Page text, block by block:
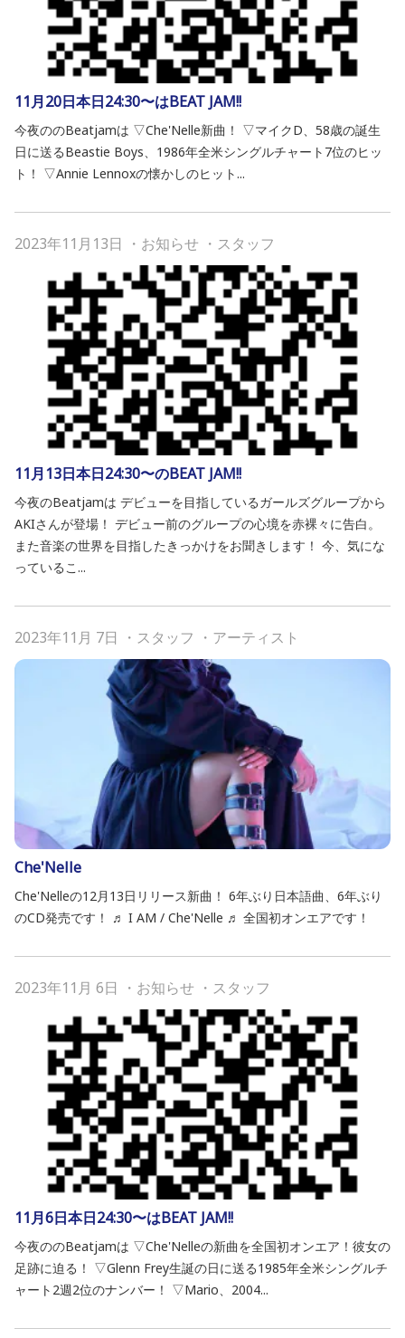
11月20日本日24:30〜はBEAT JAM!!
今夜ののBeatjamは ▽Che'Nelle新曲！ ▽マイクD、58歳の誕生
日に送るBeastie Boys、1986年全米シングルチャート7位のヒッ
ト！ ▽Annie Lennoxの懐かしのヒット...
2023年11月13日 ・ お知らせ ・ スタッフ
11月13日本日24:30〜のBEAT JAM!!
今夜のBeatjamは デビューを目指しているガールズグループから
AKIさんが登場！ デビュー前のグループの心境を赤裸々に告白。
また音楽の世界を目指したきっかけをお聞きします！ 今、気にな
っているこ...
2023年11月 7日 ・ スタッフ ・ アーティスト
Che'Nelle
Che'Nelleの12月13日リリース新曲！ 6年ぶり日本語曲、6年ぶり
のCD発売です！ ♬ I AM / Che'Nelle ♬ 全国初オンエアです！
2023年11月 6日 ・ お知らせ ・ スタッフ
11月6日本日24:30〜はBEAT JAM!!
今夜ののBeatjamは ▽Che'Nelleの新曲を全国初オンエア！彼女の
足跡に迫る！ ▽Glenn Frey生誕の日に送る1985年全米シングルチ
ャート2週2位のナンバー！ ▽Mario、2004...